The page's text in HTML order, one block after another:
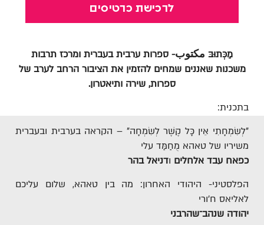
לרכישת כרטיסים
מַכְּתוּבּ مكتوب- ספרות ערבית בעברית ומרכז תרבות
משכנות שאננים שמחים להזמין את הציבור הרחב לערב של
ספרות, שירה ותיאטרון.
בתכנית:
"לְשִׂמְחָתִי אֵין כָּל קֶשֶׁר לְשִׂמְחָה" – הקראה בערבית ובעברית
משיריו של טאהא מֻחַמַּד עלי
כפאח עבד אלחלים ודניאל בהר
הפלסטיני- היהודי האחרון: מה בין טאהא, שלום עליכם
לאליאס ח’ורי
יהודה שנהב־שהרבני